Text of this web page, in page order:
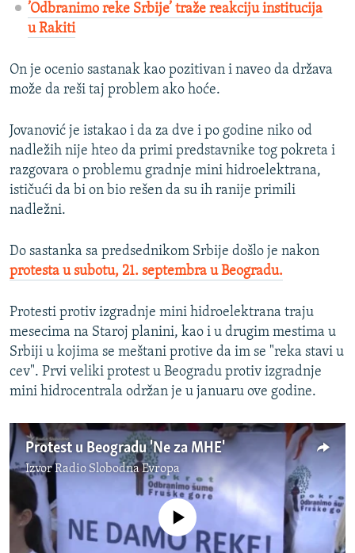
’Odbranimo reke Srbije’ traže reakciju institucija
u Rakiti
On je ocenio sastanak kao pozitivan i naveo da država
može da reši taj problem ako hoće.
Jovanović je istakao i da za dve i po godine niko od
nadležih nije hteo da primi predstavnike tog pokreta i
razgovara o problemu gradnje mini hidroelektrana,
ističući da bi on bio rešen da su ih ranije primili
nadležni.
Do sastanka sa predsednikom Srbije došlo je nakon
protesta u subotu, 21. septembra u Beogradu.
Protesti protiv izgradnje mini hidroelektrana traju
mesecima na Staroj planini, kao i u drugim mestima u
Srbiji u kojima se meštani protive da im se "reka stavi u
cev". Prvi veliki protest u Beogradu protiv izgradnje
mini hidrocentrala održan je u januaru ove godine.
Protest u Beogradu 'Ne za MHE'
IzvorRadio Slobodna Evropa
No media source currently available